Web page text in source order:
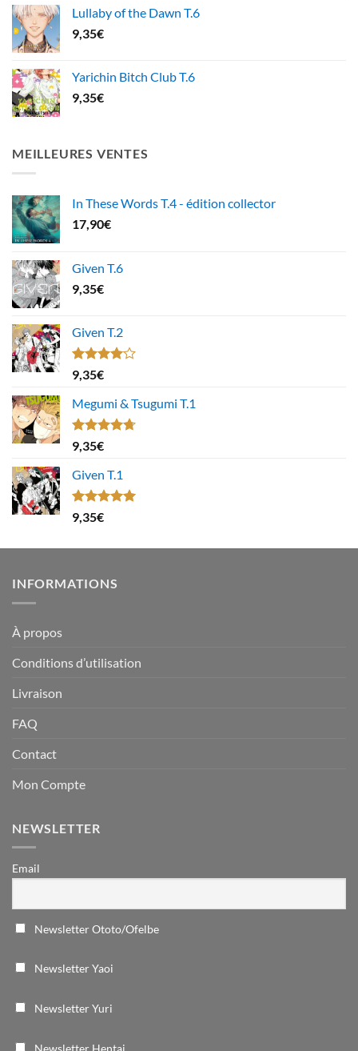
Lullaby of the Dawn T.6
9,35€
Yarichin Bitch Club T.6
9,35€
MEILLEURES VENTES
In These Words T.4 - édition collector
17,90€
Given T.6
9,35€
Given T.2
Note
4.00
5
9,35€
Megumi & Tsugumi T.1
Note4.67
sur 5
9,35€
Given T.1
Note5.00
sur 5
9,35€
INFORMATIONS
À propos
Conditions d’utilisation
Livraison
FAQ
Contact
Mon Compte
NEWSLETTER
Email
Newsletter Ototo/Ofelbe
Newsletter Yaoi
Newsletter Yuri
Newsletter Hentai